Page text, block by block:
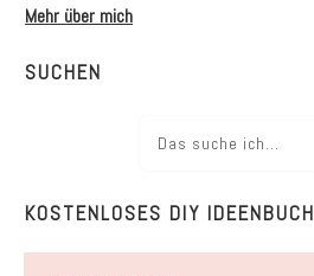
Mehr über mich
SUCHEN
KOSTENLOSES DIY IDEENBUCH